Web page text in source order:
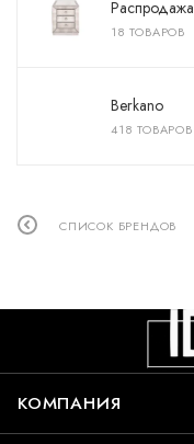
Распродажа
18 ТОВАРОВ
Berkano
418 ТОВАРОВ
СПИСОК БРЕНДОВ
КОМПАНИЯ